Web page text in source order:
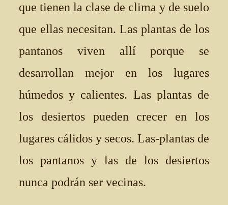
que tienen la clase de clima y de suelo
que ellas necesitan. Las plantas de los
pantanos viven allí porque se
desarrollan mejor en los lugares
húmedos y calientes. Las plantas de
los desiertos pueden crecer en los
lugares cálidos y secos. Las-plantas de
los pantanos y las de los desiertos
nunca podrán ser vecinas.